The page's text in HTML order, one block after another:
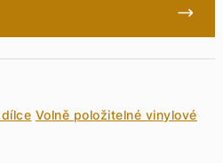
Volně položitelné vinylové